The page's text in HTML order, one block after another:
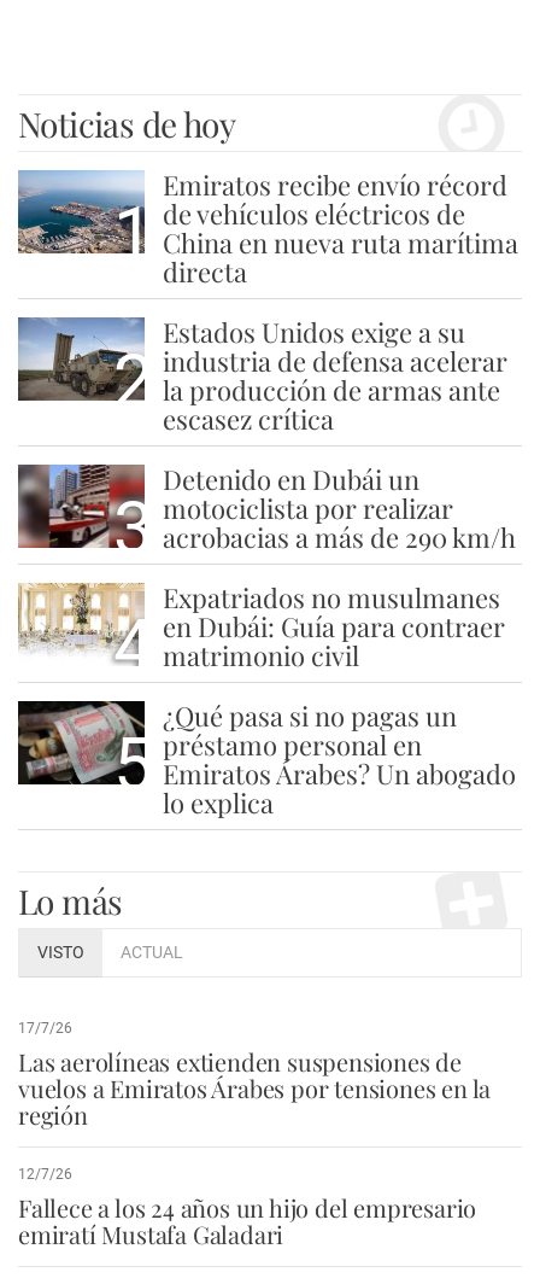
Noticias de hoy
1
Emiratos recibe envío récord
de vehículos eléctricos de
China en nueva ruta marítima
directa
2
Estados Unidos exige a su
industria de defensa acelerar
la producción de armas ante
escasez crítica
3
Detenido en Dubái un
motociclista por realizar
acrobacias a más de 290 km/h
4
Expatriados no musulmanes
en Dubái: Guía para contraer
matrimonio civil
5
¿Qué pasa si no pagas un
préstamo personal en
Emiratos Árabes? Un abogado
lo explica
Lo más
VISTO ACTUAL
17/7/26
Las aerolíneas extienden suspensiones de
vuelos a Emiratos Árabes por tensiones en la
región
12/7/26
Fallece a los 24 años un hijo del empresario
emiratí Mustafa Galadari